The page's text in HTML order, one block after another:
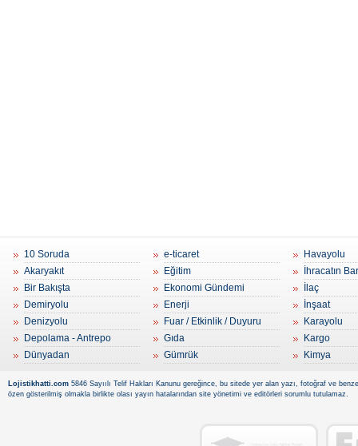
10 Soruda
Akaryakıt
Bir Bakışta
Demiryolu
Denizyolu
Depolama - Antrepo
Dünyadan
e-ticaret
Eğitim
Ekonomi Gündemi
Enerji
Fuar / Etkinlik / Duyuru
Gıda
Gümrük
Havayolu
İhracatın
İlaç
İnşaat
Karayolu
Kargo
Kimya
Lojistikhatti.com 5846 Sayıılı Telif Hakları Kanunu gereğince, bu sitede yer alan yazı, fotoğraf ve
özen gösterilmiş olmakla birlikte olası yayın hatalarından site yönetimi ve editörleri sorumlu tutulamaz.